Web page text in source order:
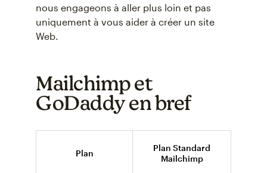
nous engageons à aller plus loin et pas
uniquement à vous aider à créer un site
Web.
Mailchimp et
GoDaddy en bref
Plan
Plan Standard
Mailchimp